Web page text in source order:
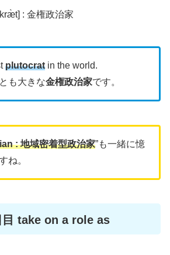
: 金権政治家
plutocrat in the world.
も大きな金権政治家です。
: 地域密着型政治家”も一緒に憶
ね。
目 take on a role as